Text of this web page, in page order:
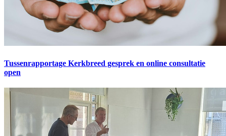
Tussenrapportage Kerkbreed gesprek en online consultatie
open